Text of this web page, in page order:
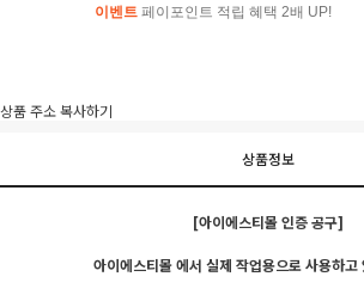
이벤트 페이포인트 적립 혜택 2배 UP!
상품 주소 복사하기
상품정보
[아이에스티몰 인증 공구]
아이에스티몰 에서 실제 작업용으로 사용하고